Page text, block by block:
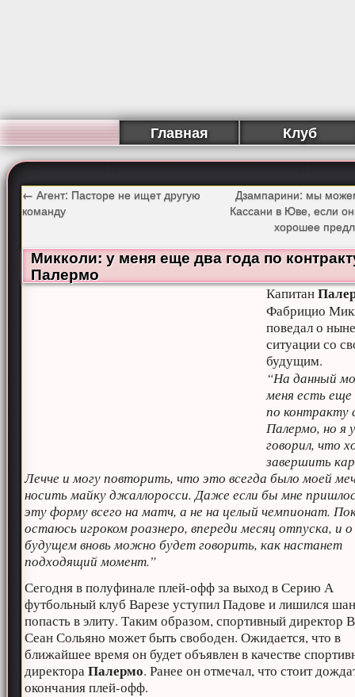
Главная Клуб
← Агент: Пасторе не ищет другую
команду
Дзампарини: мы
Кассани в Юве, если
хорошее
Микколи: у меня еще два года по
Палермо
Капитан
Фабрицио
поведал о
ситуации со
будущим.
“На данный
меня есть еще
по контракту
Палермо, но я
говорил, что
завершить
Лечче и могу повторить, что это всегда было моей
носить майку джаллоросси. Даже если бы мне
эту форму всего на матч, а не на целый чемпионат.
остаюсь игроком роазнеро, впереди месяц отпуска, и
будущем вновь можно будет говорить, как настанет
подходящий момент.”
Сегодня в полуфинале плей-офф за выход в Серию А
футбольный клуб Варезе уступил Падове и лишился
попасть в элиту. Таким образом, спортивный директор
Сеан Сольяно может быть свободен. Ожидается, что в
ближайшее время он будет объявлен в качестве
директораПалермо. Ранее он отмечал, что стоит
окончания плей-офф.